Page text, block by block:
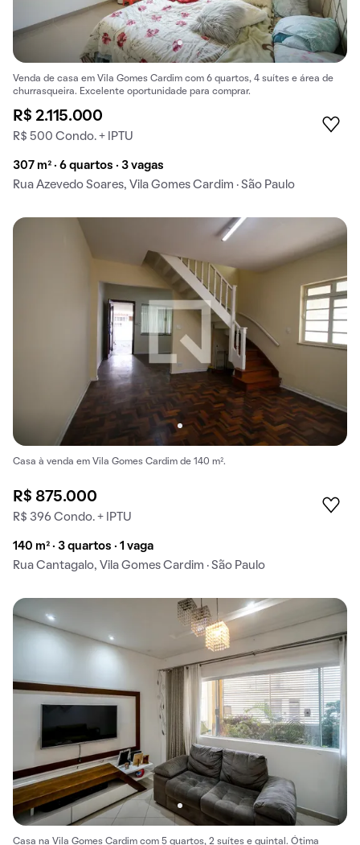
Venda de casa em Vila Gomes Cardim com 6 quartos, 4 suítes e área de
churrasqueira. Excelente oportunidade para comprar.
R$ 2.115.000
R$ 500 Condo. + IPTU
307 m² · 6 quartos · 3 vagas
Rua Azevedo Soares, Vila Gomes Cardim · São Paulo
Casa à venda em Vila Gomes Cardim de 140 m².
R$ 875.000
R$ 396 Condo. + IPTU
140 m² · 3 quartos · 1 vaga
Rua Cantagalo, Vila Gomes Cardim · São Paulo
Casa na Vila Gomes Cardim com 5 quartos, 2 suítes e quintal. Ótima